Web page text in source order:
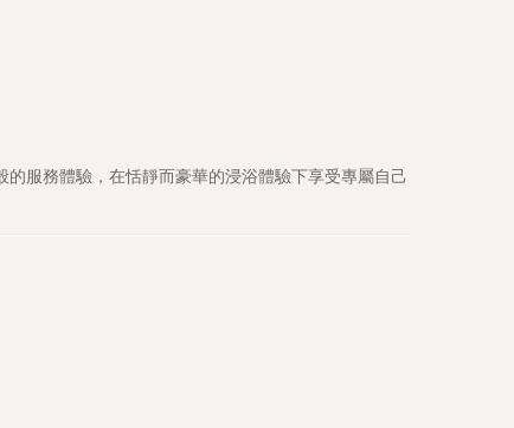
服務體驗，在恬靜而豪華的浸浴體驗下享受專屬自己